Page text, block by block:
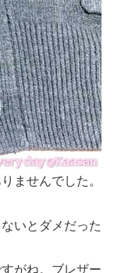
ませんでした。
いとダメだった
がね。ブレザー